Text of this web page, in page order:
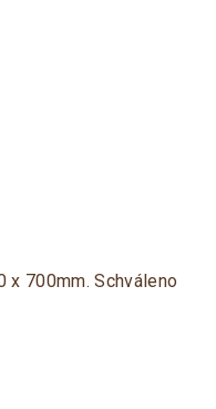
x 700mm. Schváleno